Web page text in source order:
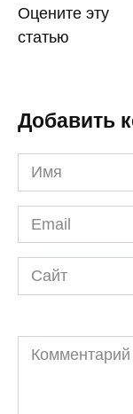
Оцените эту
статью
Добавить
Имя
*
Email
*
Сайт
Комментарий